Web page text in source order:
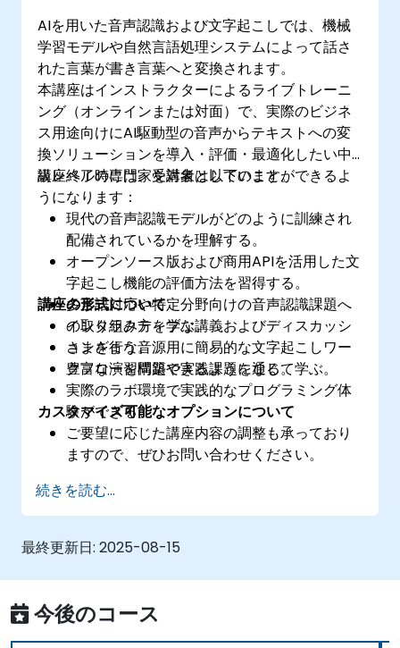
AIを用いた音声認識および文字起こしでは、機械
学習モデルや自然言語処理システムによって話さ
れた言葉が書き言葉へと変換されます。
本講座はインストラクターによるライブトレーニ
ング（オンラインまたは対面）で、実際のビジネ
ス用途向けにAI駆動型の音声からテキストへの変
換ソリューションを導入・評価・最適化したい中
級レベルの専門家を対象としています。
講座終了時には、受講者は以下のことができるよ
うになります：
現代の音声認識モデルがどのように訓練され
配備されているかを理解する。
オープンソース版および商用APIを活用した文
字起こし機能の評価方法を習得する。
多言語対応や特定分野向けの音声認識課題へ
の取り組み方を学ぶ。
さまざまな音源用に簡易的な文字起こしワー
クフローを構築できるようになる。
講座の形式について
インタラクティブな講義およびディスカッシ
ョンを行う。
豊富な演習問題や実践課題を通じて学ぶ。
実際のラボ環境で実践的なプログラミング体
験ができる。
カスタマイズ可能なオプションについて
ご要望に応じた講座内容の調整も承っており
ますので、ぜひお問い合わせください。
続きを読む...
最終更新日: 2025-08-15
今後のコース